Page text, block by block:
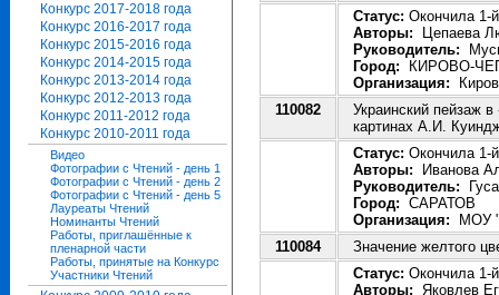
Конкурс 2017-2018 года
Конкурс 2016-2017 года
Конкурс 2015-2016 года
Конкурс 2014-2015 года
Конкурс 2013-2014 года
Конкурс 2012-2013 года
Конкурс 2011-2012 года
Конкурс 2010-2011 года
Видео
Фотографии с Чтений - день 1
Фотографии с Чтений - день 2
Фотографии с Чтений - день 5
Лауреаты Чтений
Номинанты Чтений
Работы, приглашённые к
пленарной части
Работы, принятые на Конкурс
Участники Чтений
Статус: Окончила 1-
Авторы: Цепаева
Руководитель:
Город: КИРОВО-
Организация:
110082
Украинский пейзаж
картинах А.И.
Статус: Окончила 1-
Авторы: Иванова
Руководитель:
Город: САРАТОВ
Организация: МОУ
110084
Значение желтого
Статус: Окончила 1-
Авторы: Яковлев